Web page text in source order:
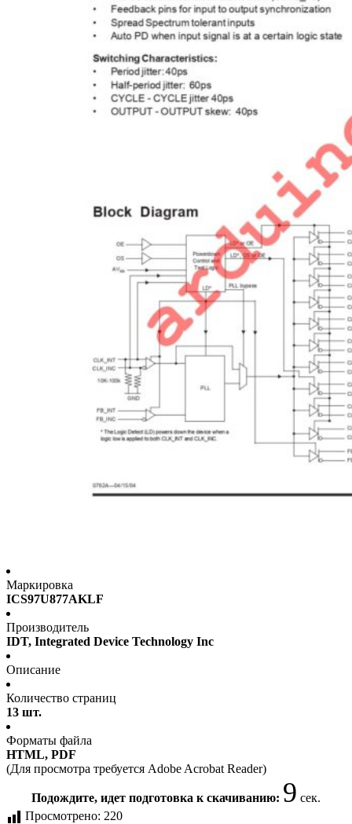
Маркировка
ICS97U877AKLF
Производитель
IDT, Integrated Device Technology Inc
Описание
Количество страниц
13 шт.
Форматы файла
HTML, PDF
(Для просмотра требуется Adobe Acrobat Reader)
Подождите, идет подготовка к скачиванию: 9 сек.
Просмотрено: 220